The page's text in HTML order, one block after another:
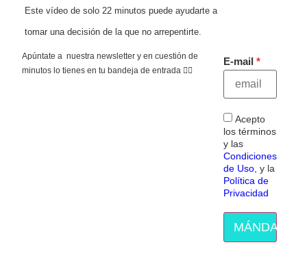
Este vídeo de solo 22 minutos puede ayudarte a
tomar una decisión de la que no arrepentirte.
Apúntate a nuestra newsletter y en cuestión de
minutos lo tienes en tu bandeja de entrada 👇🏻
E-mail
Acepto
los términos
y las
Condiciones
de Uso, y la
Política de
Privacidad
MÁNDAME